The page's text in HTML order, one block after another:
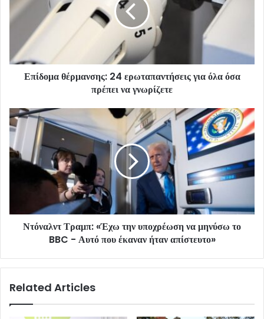
Επίδομα θέρμανσης: 24 ερωταπαντήσεις για όλα όσα
πρέπει να γνωρίζετε
Ντόναλντ Τραμπ: «Έχω την υποχρέωση να μηνύσω το
BBC - Αυτό που έκαναν ήταν απίστευτο»
Related Articles